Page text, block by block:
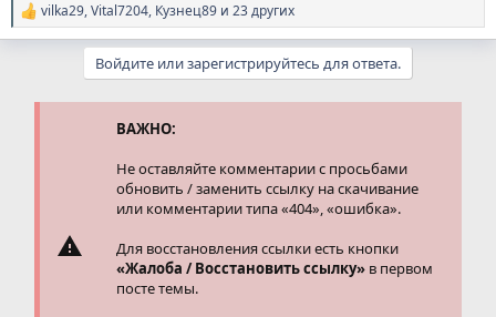
Р
е
vilka29,Vital7204, Кузнец89 и 23 других
Войдите или зарегистрируйтесь для ответа.
ВАЖНО:
Не оставляйте комментарии с просьбами
обновить / заменить ссылку на скачивание
или комментарии типа «404», «ошибка».
Для восстановления ссылки есть кнопки
«Жалоба / Восстановить ссылку» в первом
посте темы.